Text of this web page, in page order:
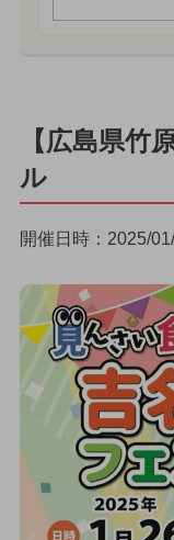
【広島県竹
ル
開催日時：2025/